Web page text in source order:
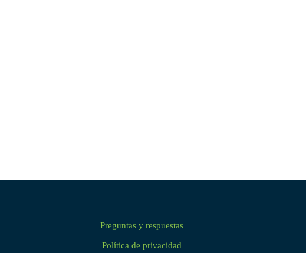
Preguntas y respuestas
Política de privacidad